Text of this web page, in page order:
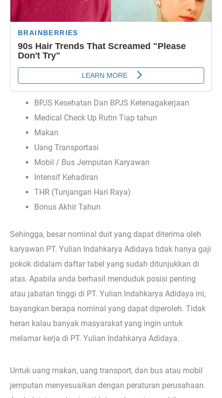
BPJS Kesehatan Dan BPJS Ketenagakerjaan
Medical Check Up Rutin Tiap tahun
Makan
Uang Transportasi
Mobil / Bus Jemputan Karyawan
Intensif Kehadiran
THR (Tunjangan Hari Raya)
Bonus Akhir Tahun
Sehingga, besar nominal duit yang dapat diterima oleh
karyawan PT. Yulian Indahkarya Adidaya tidak hanya gaji
pokok didalam daftar tabel yang sudah ditunjukkan di
atas. Apabila anda berhasil menduduk posisi penting
atau jabatan tinggi di PT. Yulian Indahkarya Adidaya ini,
bayangkan berapa nominal yang dapat diperoleh. Tidak
heran kalau banyak masyarakat yang ingin untuk
melamar kerja di PT. Yulian Indahkarya Adidaya.
Untuk uang makan, uang transport, dan bus atau mobil
jemputan menyesuaikan dengan peraturan perusahaan.